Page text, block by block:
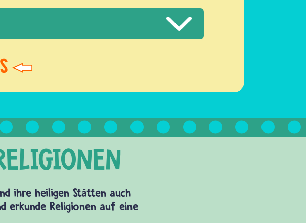
ihre heiligen Stätten auch
erkunde Religionen auf eine